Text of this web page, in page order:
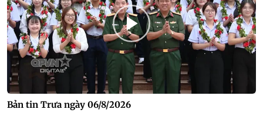
Bản tin Trưa ngày 06/8/2026